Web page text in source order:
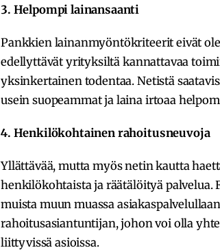
3. Helpompi lainansaanti
Pankkien lainanmyöntökriteerit eivät
edellyttävät yrityksiltä kannattavaa
yksinkertainen todentaa. Netistä
usein suopeammat ja laina irtoaa
4. Henkilökohtainen rahoitusneuvoja
Yllättävää, mutta myös netin kautta
henkilökohtaista ja räätälöityä palvelua.
muista muun muassa
rahoitusasiantuntijan, johon voi olla
liittyvissä asioissa.